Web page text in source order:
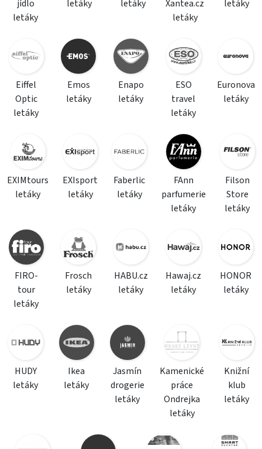
jídlo
letáky
letáky letáky
Xantea.cz
letáky
letáky
Eiffel
Optic
letáky
Emos
letáky
Enapo
letáky
ESO
travel
letáky
Euronova
letáky
EXIMtours
letáky
EXIsport
letáky
Faberlic
letáky
FAnn
parfumerie
letáky
Filson
Store
letáky
FIRO-
tour
letáky
Frosch
letáky
HABU.cz
letáky
Hawaj.cz
letáky
HONOR
letáky
HUDY
letáky
Ikea
letáky
Jasmín
drogerie
letáky
Kamenické
práce
Ondrejka
letáky
Knižní
klub
letáky